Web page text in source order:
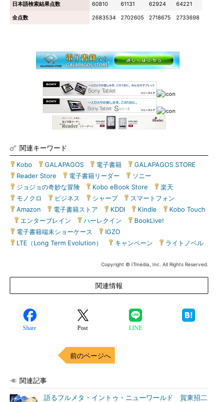
日本語検索結果点数
60810 61131 62924
64221
全点数
2683534 2702605 2718675 2733698
関連キーワード
Kobo GALAPAGOS 電子書籍 GALAPAGOS STORE
Reader Store
電子書籍リーダー ソニー
ジョジョの奇妙な冒険
Kobo eBook Store 楽天
モノクロ
ビジネス シャープ| スマートフォン
Amazon
電子書籍ストア KDDI Kindle
Kobo Touch
エンターブレイン ハーレクイン BookLive!
電子書籍端末ショーケース
IGZO
LTE（Long Term Evolution）
キャンペーン ライトノベル
Copyright © ITmedia, Inc. All Rights Reserved.
関連情報
Share Post LINE
前のページへ
関連記事
語るフルメタ・イントゥ・ニューワールド 賀東招二